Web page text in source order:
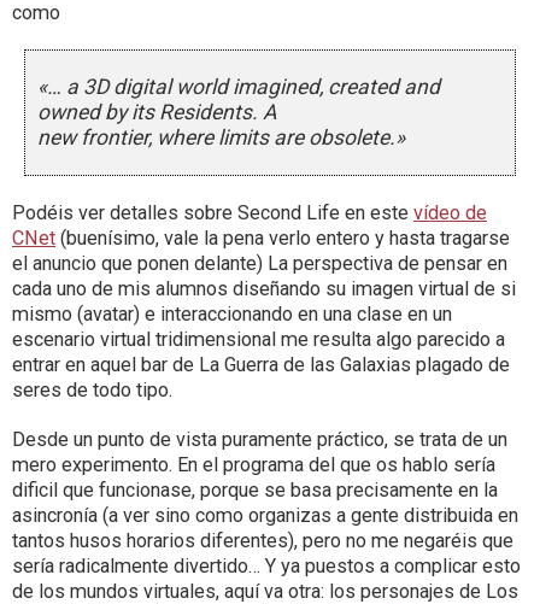
como
«… a 3D digital world imagined, created and
owned by its Residents. A
new frontier, where limits are obsolete.»
Podéis ver detalles sobre Second Life en este vídeo de
CNet (buenísimo, vale la pena verlo entero y hasta tragarse
el anuncio que ponen delante) La perspectiva de pensar en
cada uno de mis alumnos diseñando su imagen virtual de si
mismo (avatar) e interaccionando en una clase en un
escenario virtual tridimensional me resulta algo parecido a
entrar en aquel bar de La Guerra de las Galaxias plagado de
seres de todo tipo.
Desde un punto de vista puramente práctico, se trata de un
mero experimento. En el programa del que os hablo sería
dificil que funcionase, porque se basa precisamente en la
asincronía (a ver sino como organizas a gente distribuida en
tantos husos horarios diferentes), pero no me negaréis que
sería radicalmente divertido… Y ya puestos a complicar esto
de los mundos virtuales, aquí va otra: los personajes de Los